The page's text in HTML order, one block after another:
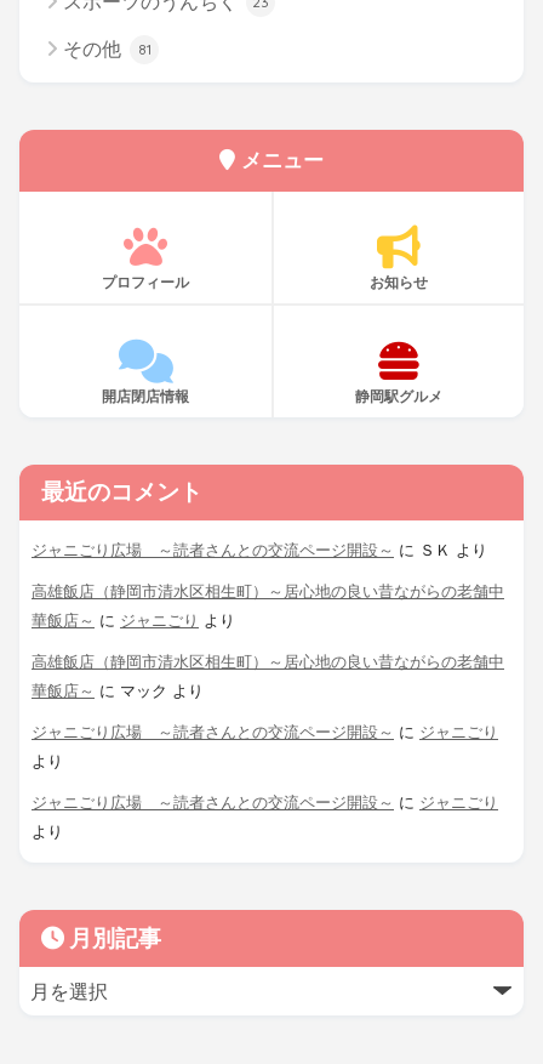
その他 81
メニュー
プロフィール お知らせ
開店閉店情報 静岡駅グルメ
最近のコメント
ジャニごり広場 ～読者さんとの交流ページ開設～ に ＳＫ より
高雄飯店（静岡市清水区相生町）～居心地の良い昔ながらの老舗中
華飯店～ に ジャニごり より
高雄飯店（静岡市清水区相生町）～居心地の良い昔ながらの老舗中
華飯店～ に マック より
ジャニごり広場 ～読者さんとの交流ページ開設～ に ジャニごり
より
ジャニごり広場 ～読者さんとの交流ページ開設～ に ジャニごり
より
月別記事